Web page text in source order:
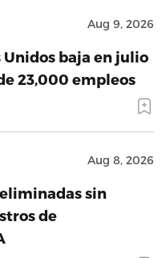
Aug 9, 2026
Unidos baja en julio
23,000 empleos
Aug 8, 2026
sin
de